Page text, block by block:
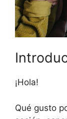
¡Hola!
Qué gusto